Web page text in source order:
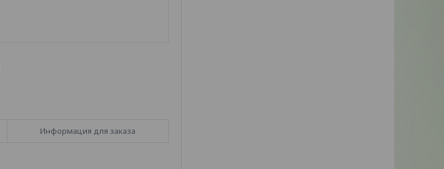
Информация для заказа